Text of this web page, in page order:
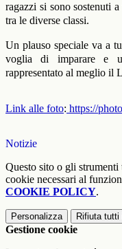
ragazzi si sono sostenuti
tra le diverse classi.
Un plauso speciale va a
voglia di imparare e
rappresentato al meglio il
Link alle foto: https://
Notizie
Questo sito o gli
cookie necessari al
COOKIE POLICY.
Personalizza Rifiuta tutti
Gestione cookie